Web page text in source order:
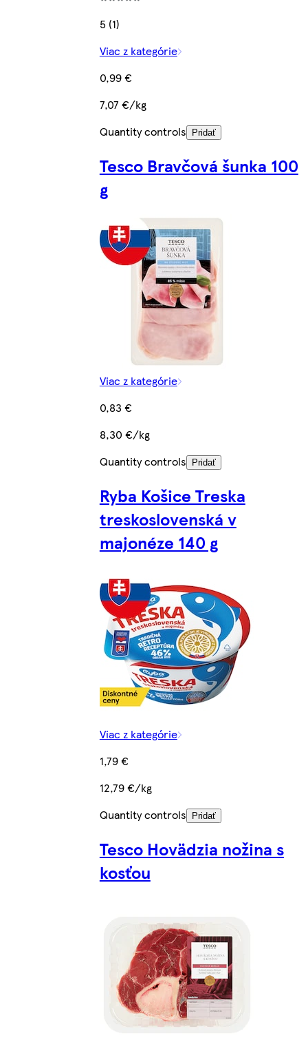
5 (1)
Viac z kategórie
0,99 €
7,07 €/kg
Quantity controls
Pridať
Tesco Bravčová šunka 100
g
Viac z kategórie
0,83 €
8,30 €/kg
Quantity controls
Pridať
Ryba Košice Treska
treskoslovenská v
majonéze 140 g
Viac z kategórie
1,79 €
12,79 €/kg
Quantity controls
Pridať
Tesco Hovädzia nožina s
kosťou